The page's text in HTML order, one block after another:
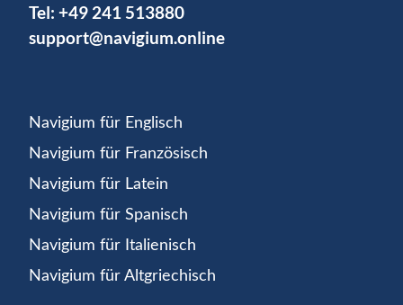
Tel: +49 241 513880
support@navigium.online
Navigium für Englisch
Navigium für Französisch
Navigium für Latein
Navigium für Spanisch
Navigium für Italienisch
Navigium für Altgriechisch